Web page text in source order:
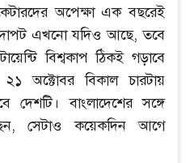
অপেক্ষা এক বছরেই
দাপট এখনো যদিও আছে, তবে
বিশ্বকাপ ঠিকই গড়াবে
অক্টোবর বিকাল চারটায়
দেশটি। বাংলাদেশের সঙ্গে
সেটাও কয়েকদিন আগে